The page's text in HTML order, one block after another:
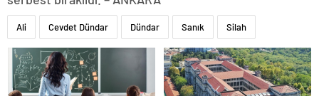
Ali Cevdet Dündar Dündar Sanık Silah